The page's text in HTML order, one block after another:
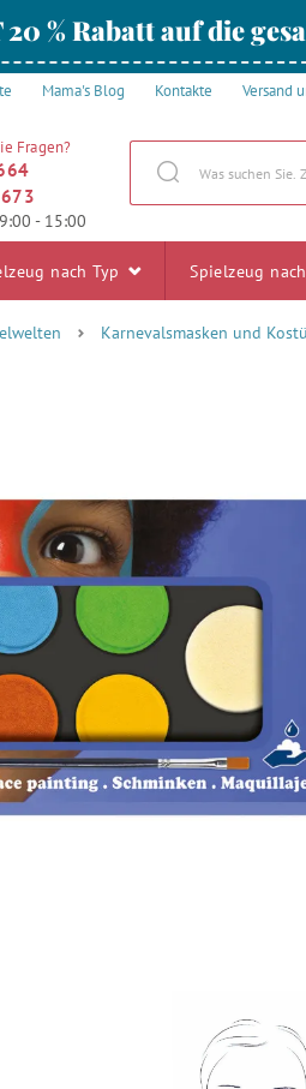
20 % Rabatt auf die
Mama's Blog Kontakte Versand
Fragen?
- 15:00
nach Typ Spielzeug
Karnevalsmasken und